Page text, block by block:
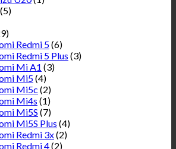
(5)
Redmi 5(6)
Redmi 5 Plus (3)
Mi A1 (3)
Mi5(4)
Mi5c (2)
Mi4s (1)
Mi5S (7)
Mi5S Plus (4)
Redmi 3x(2)
Redmi 4(2)